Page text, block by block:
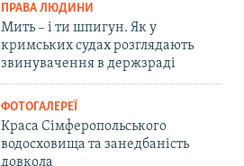
ПРАВА ЛЮДИНИ
Мить – і ти шпигун. Як у
кримських судах розглядають
звинувачення в держзраді
ФОТОГАЛЕРЕЇ
Краса Сімферопольського
водосховища та занедбаність
довкола